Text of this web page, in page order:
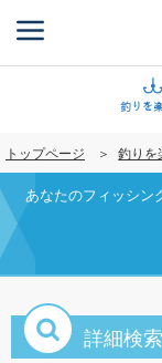
ン
に
移
動
釣りを
トップページ 釣りを
あなたのフィッシン
詳細検索